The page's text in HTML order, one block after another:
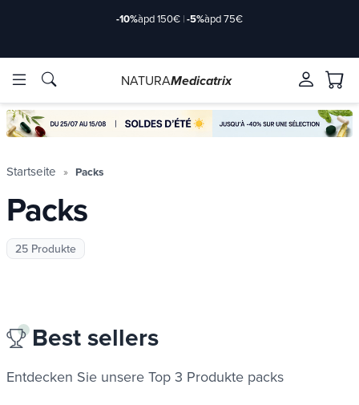
Marken
2-
-10%àpd 150€ |-5%àpd 75€
Marken
2-
NATURAMedicatrix
Startseite Packs
Packs
25 Produkte
Best sellers
Entdecken Sie unsere Top 3 Produkte packs